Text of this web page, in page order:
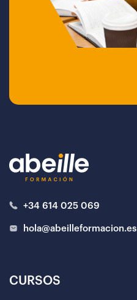
+34 614 025 069
hola@abeilleformacion.es
CURSOS